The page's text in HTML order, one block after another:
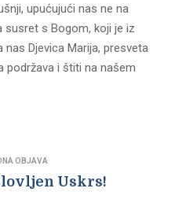
upućujući nas ne na
susret s Bogom, koji je iz
Djevica Marija, presveta
podržava i štiti na našem
OBJAVA
Uskrs!